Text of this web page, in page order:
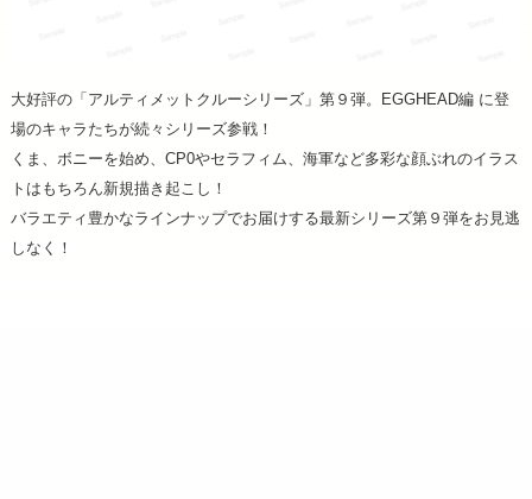
大好評の「アルティメットクルーシリーズ」第９弾。EGGHEAD編 に登
場のキャラたちが続々シリーズ参戦！
くま、ボニーを始め、CP0やセラフィム、海軍など多彩な顔ぶれのイラス
トはもちろん新規描き起こし！
バラエティ豊かなラインナップでお届けする最新シリーズ第９弾をお見逃
しなく！